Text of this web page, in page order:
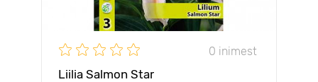
0 inimest
Liilia Salmon Star